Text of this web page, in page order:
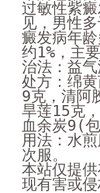
过敏性紫
见，男性
癜发病年
约1%，主
治法：益
处方：绵
9克，清阿
旱莲15克
血余炭9(
用法：水
次服。
本站仅提
现有害或侵